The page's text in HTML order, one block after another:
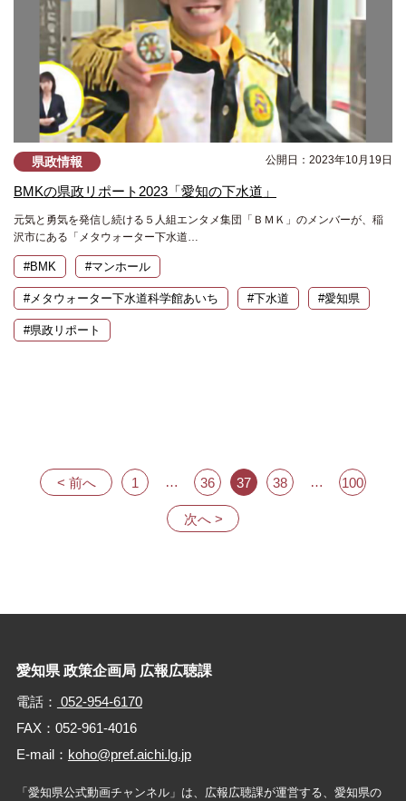
県政情報 公開日：2023年10月19日
BMKの県政リポート2023「愛知の下水道」
元気と勇気を発信し続ける５人組エンタメ集団「ＢＭＫ」のメンバーが、稲
沢市にある「メタウォーター下水道…
#BMK #マンホール
#メタウォーター下水道科学館あいち #下水道 #愛知県
#県政リポート
< 前へ 1 … 36 37 38 … 100
次へ >
愛知県 政策企画局 広報広聴課
電話： 052-954-6170
FAX：052-961-4016
E-mail： koho@pref.aichi.lg.jp
「愛知県公式動画チャンネル」は、広報広聴課が運営する、 愛知県の